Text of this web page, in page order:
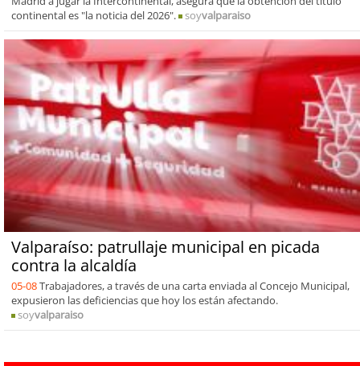
continental es "la noticia del 2026".
soyvalparaiso
Valparaíso: patrullaje municipal en picada
contra la alcaldía
05-08Trabajadores, a través de una carta enviada al Concejo Municipal,
expusieron las deficiencias que hoy los están afectando.
soyvalparaiso